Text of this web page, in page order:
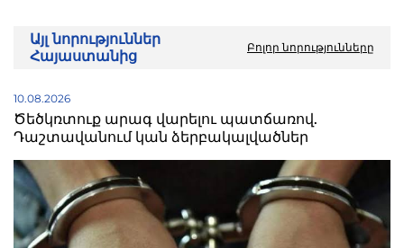
Այլ նորություններ
Հայաստանից
Բոլոր նորությունները
10.08.2026
Ծեծկռտուք արագ վարելու պատճառով.
Դաշտավանում կան ձերբակալվածներ